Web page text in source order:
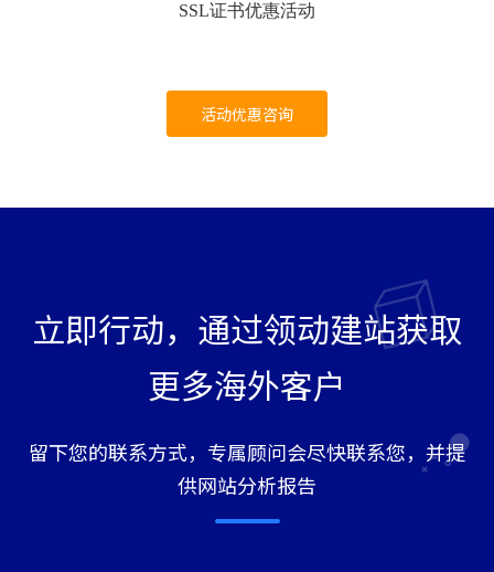
SSL证书优惠活动
活动优惠咨询
立即行动，通过领动建站获取
更多海外客户
留下您的联系方式，专属顾问会尽快联系您，并提
供网站分析报告